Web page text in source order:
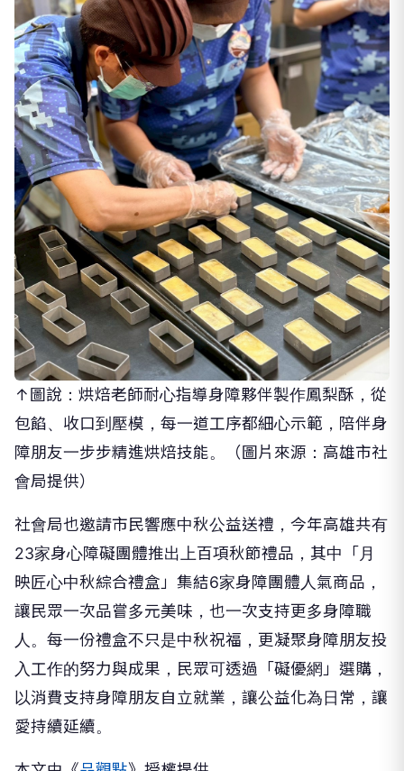
↑圖說：烘焙老師耐心指導身障夥伴製作鳳梨酥，從
包餡、收口到壓模，每一道工序都細心示範，陪伴身
障朋友一步步精進烘焙技能。（圖片來源：高雄市社
會局提供）
社會局也邀請市民響應中秋公益送禮，今年高雄共有
23家身心障礙團體推出上百項秋節禮品，其中「月
映匠心中秋綜合禮盒」集結6家身障團體人氣商品，
讓民眾一次品嘗多元美味，也一次支持更多身障職
人。每一份禮盒不只是中秋祝福，更凝聚身障朋友投
入工作的努力與成果，民眾可透過「礙優網」選購，
以消費支持身障朋友自立就業，讓公益化為日常，讓
愛持續延續。